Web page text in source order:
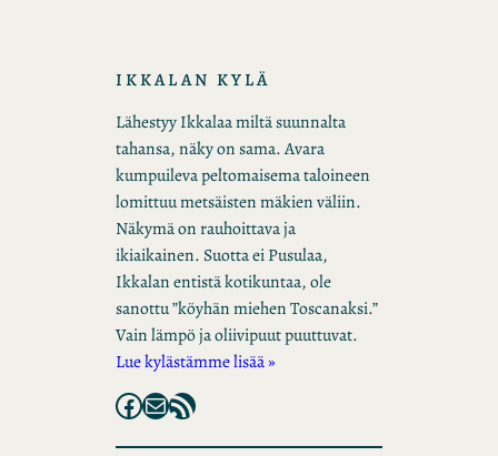
IKKALAN KYLÄ
Lähestyy Ikkalaa miltä suunnalta
tahansa, näky on sama. Avara
kumpuileva peltomaisema taloineen
lomittuu metsäisten mäkien väliin.
Näkymä on rauhoittava ja
ikiaikainen. Suotta ei Pusulaa,
Ikkalan entistä kotikuntaa, ole
sanottu ”köyhän miehen Toscanaksi.”
Vain lämpö ja oliivipuut puuttuvat.
Lue kylästämme lisää »
Facebook Mail RSS Feed